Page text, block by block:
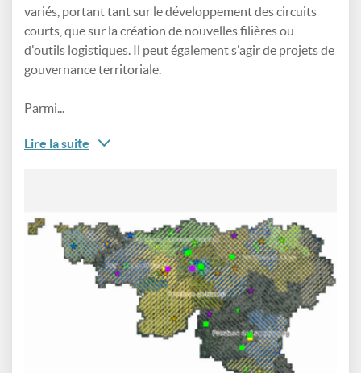
variés, portant tant sur le développement des circuits
courts, que sur la création de nouvelles filières ou
d'outils logistiques. Il peut également s'agir de projets de
gouvernance territoriale.
Parmi...
Lire la suite